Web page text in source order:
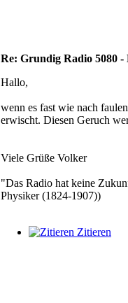
Re: Grundig Radio 5080
Hallo,
wenn es fast wie nach
erwischt. Diesen Geruch
Viele Grüße Volker
"Das Radio hat keine
Physiker (1824-1907))
Zitieren